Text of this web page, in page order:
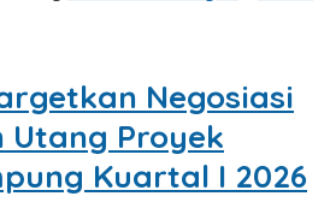
Negosiasi
Utang Proyek
Kuartal I 2026